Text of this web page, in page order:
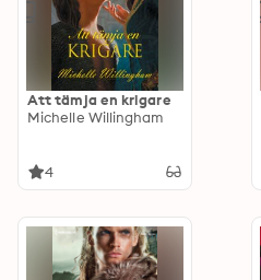
Att tämja en krigare
Michelle Willingham
4